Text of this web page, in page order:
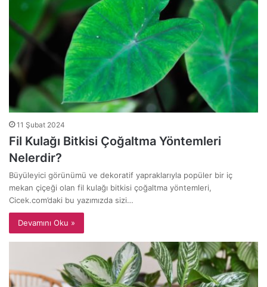
11 Şubat 2024
Fil Kulağı Bitkisi Çoğaltma Yöntemleri
Nelerdir?
Büyüleyici görünümü ve dekoratif yapraklarıyla popüler bir iç
mekan çiçeği olan fil kulağı bitkisi çoğaltma yöntemleri,
Cicek.com’daki bu yazımızda sizi…
Devamını Oku »